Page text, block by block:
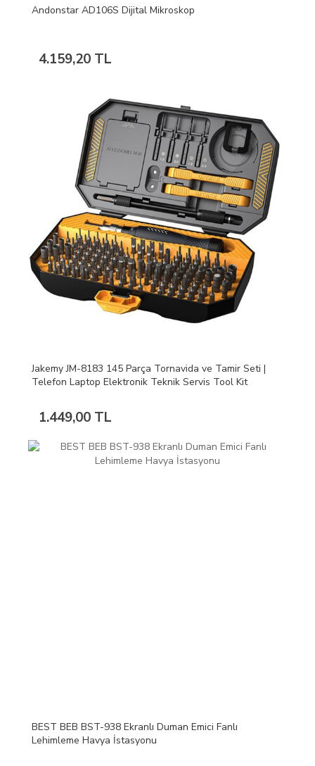
Andonstar AD106S Dijital Mikroskop
4.159,20 TL
Jakemy JM-8183 145 Parça Tornavida ve Tamir Seti |
Telefon Laptop Elektronik Teknik Servis Tool Kit
1.449,00 TL
BEST BEB BST-938 Ekranlı Duman Emici Fanlı
Lehimleme Havya İstasyonu